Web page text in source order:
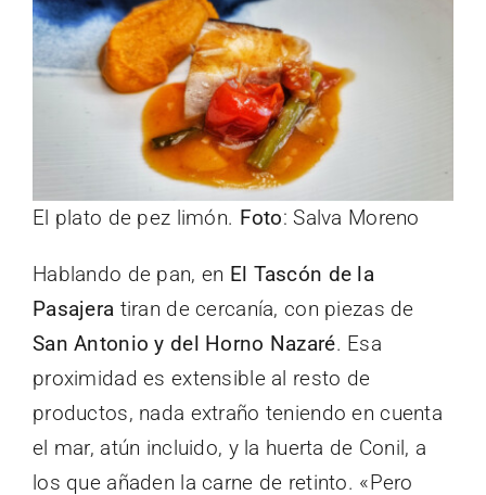
El plato de pez limón. Foto: Salva Moreno
Hablando de pan, en El Tascón de la
Pasajera tiran de cercanía, con piezas de
San Antonio y del Horno Nazaré. Esa
proximidad es extensible al resto de
productos, nada extraño teniendo en cuenta
el mar, atún incluido, y la huerta de Conil, a
los que añaden la carne de retinto. «Pero